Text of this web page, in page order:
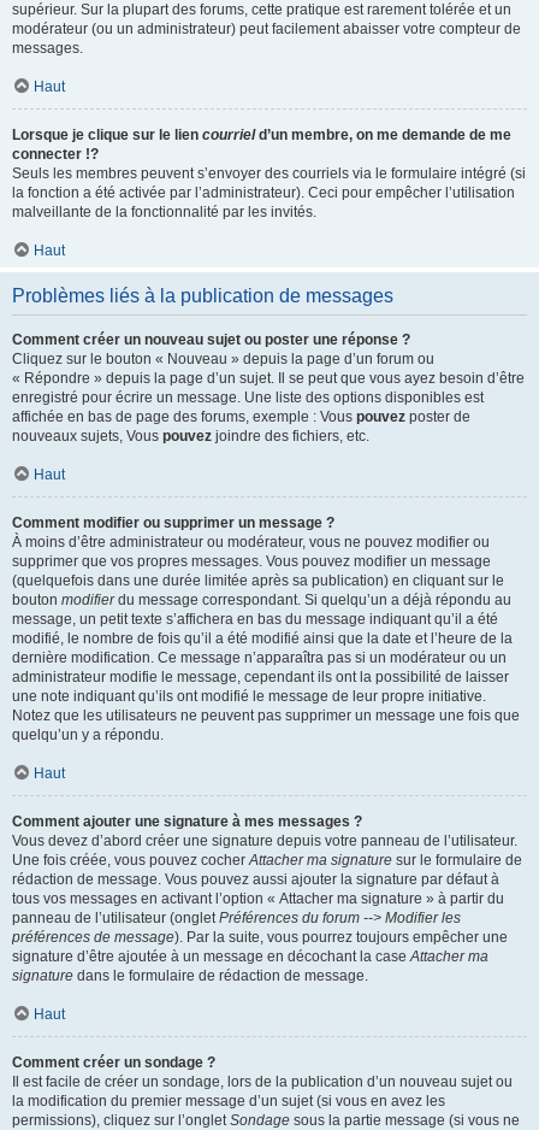
supérieur. Sur la plupart des forums, cette pratique est rarement tolérée et un
modérateur (ou un administrateur) peut facilement abaisser votre compteur de
messages.
Haut
Lorsque je clique sur le lien courrield’un membre, on me demande de me
connecter !?
Seuls les membres peuvent s’envoyer des courriels via le formulaire intégré (si
la fonction a été activée par l’administrateur). Ceci pour empêcher l’utilisation
malveillante de la fonctionnalité par les invités.
Haut
Problèmes liés à la publication de messages
Comment créer un nouveau sujet ou poster une réponse ?
Cliquez sur le bouton « Nouveau » depuis la page d’un forum ou
« Répondre » depuis la page d’un sujet. Il se peut que vous ayez besoin d’être
enregistré pour écrire un message. Une liste des options disponibles est
affichée en bas de page des forums, exemple : Vous pouvez poster de
nouveaux sujets, Vous pouvez joindre des fichiers, etc.
Haut
Comment modifier ou supprimer un message ?
À moins d’être administrateur ou modérateur, vous ne pouvez modifier ou
supprimer que vos propres messages. Vous pouvez modifier un message
(quelquefois dans une durée limitée après sa publication) en cliquant sur le
bouton modifierdu message correspondant. Si quelqu’un a déjà répondu au
message, un petit texte s’affichera en bas du message indiquant qu’il a été
modifié, le nombre de fois qu’il a été modifié ainsi que la date et l’heure de la
dernière modification. Ce message n’apparaîtra pas si un modérateur ou un
administrateur modifie le message, cependant ils ont la possibilité de laisser
une note indiquant qu’ils ont modifié le message de leur propre initiative.
Notez que les utilisateurs ne peuvent pas supprimer un message une fois que
quelqu’un y a répondu.
Haut
Comment ajouter une signature à mes messages ?
Vous devez d’abord créer une signature depuis votre panneau de l’utilisateur.
Une fois créée, vous pouvez cocherAttacher ma signature sur le formulaire de
rédaction de message. Vous pouvez aussi ajouter la signature par défaut à
tous vos messages en activant l’option « Attacher ma signature » à partir du
panneau de l’utilisateur (ongletPréférences du forum --> Modifier les
préférences de message). Par la suite, vous pourrez toujours empêcher une
signature d’être ajoutée à un message en décochant la caseAttacher ma
signature dans le formulaire de rédaction de message.
Haut
Comment créer un sondage ?
Il est facile de créer un sondage, lors de la publication d’un nouveau sujet ou
la modification du premier message d’un sujet (si vous en avez les
permissions), cliquez sur l’ongletSondage sous la partie message (si vous ne